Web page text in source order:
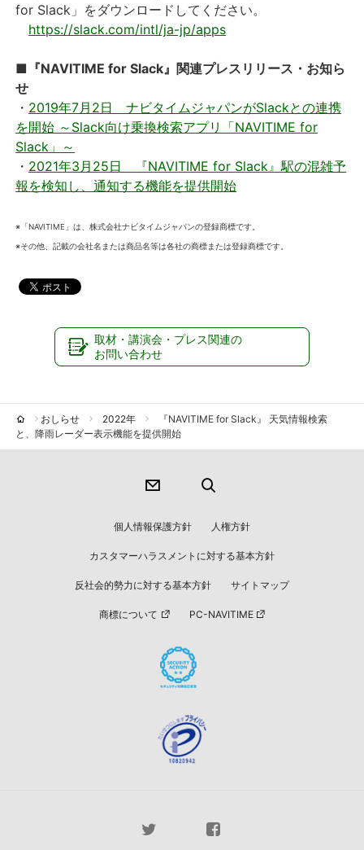
for Slack」をダウンロードしてください。
https://slack.com/intl/ja-jp/apps
■『NAVITIME for Slack』関連プレスリリース・お知ら
せ
・ 2019年7月2日 ナビタイムジャパンがSlackとの連携
を開始 ～Slack向け乗換検索アプリ「NAVITIME for
Slack」～
・ 2021年3月25日 『NAVITIME for Slack』駅の混雑予
報を検知し、通知する機能を提供開始
※「NAVITIME」は、株式会社ナビタイムジャパンの登録商標です。
※その他、記載の会社名または商品名等は各社の商標または登録商標です。
取材・講演会・プレス関連の
お問い合わせ
おしらせ 2022年
『NAVITIME for Slack』 天気情報検索
と、降雨レーダー表示機能を提供開始
個人情報保護方針 人権方針
カスタマーハラスメントに対する基本方針
反社会的勢力に対する基本方針 サイトマップ
商標について PC-NAVITIME